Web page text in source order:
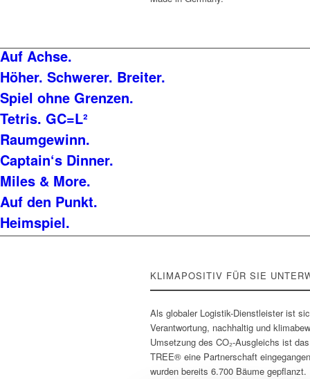
Auf Achse.
Höher. Schwerer. Breiter.
Spiel ohne Grenzen.
Tetris. GC=L²
Raumgewinn.
Captain‘s Dinner.
Miles & More.
Auf den Punkt.
Heimspiel.
KLIMAPOSITIV FÜR SIE
Als globaler Logistik-Dienstleister ist
Verantwortung, nachhaltig und
Umsetzung des CO₂-Ausgleichs ist
TREE® eine Partnerschaft
wurden bereits 6.700 Bäume gepflanzt.